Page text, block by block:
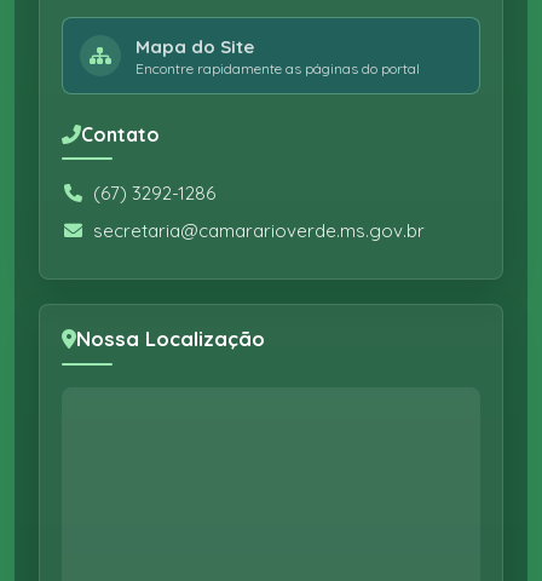
Mapa do Site
Encontre rapidamente as páginas do portal
Contato
(67) 3292-1286
secretaria@camararioverde.ms.gov.br
Nossa Localização